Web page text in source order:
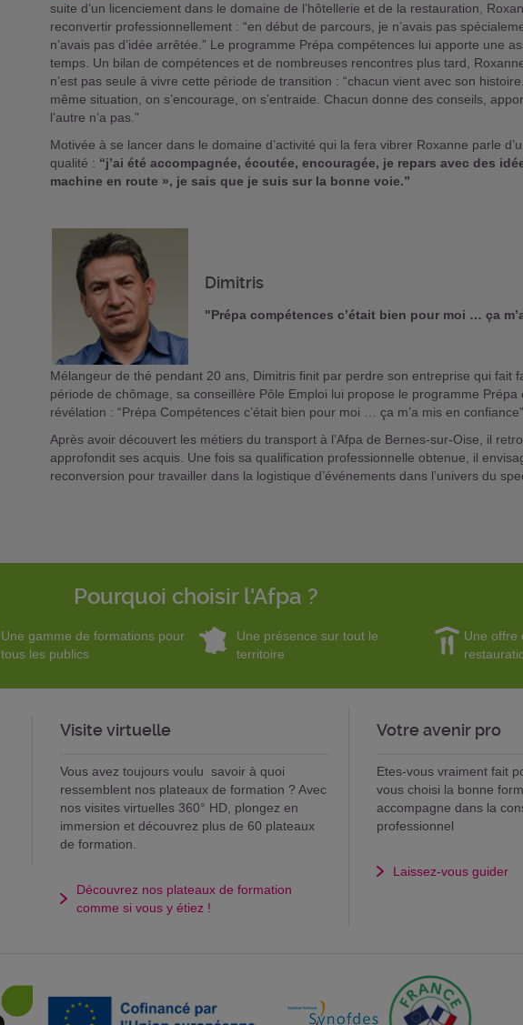
suite d’un licenciement dans le domaine de l’hôtellerie et de la restauration,
reconvertir professionnellement : “en début de parcours, je n’avais pas
n’avais pas d’idée arrêtée.” Le programme Prépa compétences lui apporte une
temps. Un bilan de compétences et de nombreuses rencontres plus tard,
n’est pas seule à vivre cette période de transition : “chacun vient avec son
même situation, on s’encourage, on s’entraide. Chacun donne des conseils,
l’autre n’a pas.”
Motivée à se lancer dans le domaine d’activité qui la fera vibrer Roxanne parle
qualité : “j’ai été accompagnée, écoutée, encouragée, je repars avec des
machine en route », je sais que je suis sur la bonne voie.”
Dimitris
"Prépa compétences c’était bien pour moi … ça
Mélangeur de thé pendant 20 ans, Dimitris finit par perdre son entreprise qui fait
période de chômage, sa conseillère Pôle Emploi lui propose le programme Prépa
révélation : “Prépa Compétences c’était bien pour moi … ça m’a mis en
Après avoir découvert les métiers du transport à l’Afpa de Bernes-sur-Oise, il
approfondit ses acquis. Une fois sa qualification professionnelle obtenue, il
reconversion pour travailler dans la logistique d’événements dans l’univers du
Pourquoi choisir l'Afpa ?
Une gamme de formations pour
tous les publics
Une présence sur tout le
territoire
Une offre
Visite virtuelle
Vous avez toujours voulu savoir à quoi
ressemblent nos plateaux de formation ? Avec
nos visites virtuelles 360° HD, plongez en
immersion et découvrez plus de 60 plateaux
de formation.
Découvrez nos plateaux de formation
comme si vous y étiez !
Votre avenir pro
Etes-vous vraiment fait
vous choisi la bonne
accompagne dans la
professionnel
Laissez-vous guider